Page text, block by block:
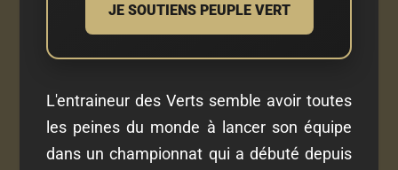
JE SOUTIENS PEUPLE VERT
L'entraineur des Verts semble avoir toutes
les peines du monde à lancer son équipe
dans un championnat qui a débuté depuis